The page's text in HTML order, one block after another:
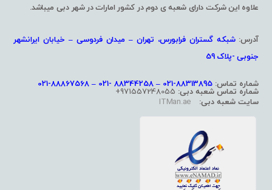
علاوه این شرکت دارای شعبه ی دوم در کشور امارات در شهر دبی میباشد.
آدرس:شبکه گستران فرابورس، تهران – میدان فردوسی – خیابان ایرانشهر
جنوبی -پلاک 59
شماره تماس: 88313895-021 – 88344258 -021 – 88867568-021
شماره تماس شعبه دبی:
سایت شعبه دبی: ITMan.ae